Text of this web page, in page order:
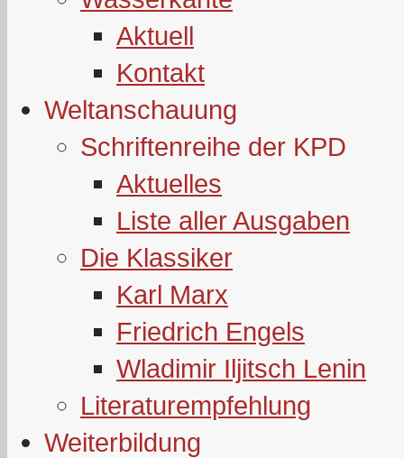
Aktuell
Kontakt
Weltanschauung
Schriftenreihe der KPD
Aktuelles
Liste aller Ausgaben
Die Klassiker
Karl Marx
Friedrich Engels
Wladimir Iljitsch Lenin
Literaturempfehlung
Weiterbildung